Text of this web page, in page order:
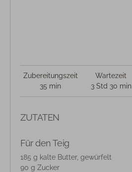
Zubereitungszeit
35 min
Wartezeit
3 Std 30 min
ZUTATEN
Für den Teig
185 g kalte Butter, gewürfelt
90 g Zucker